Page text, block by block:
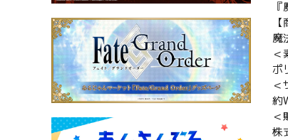
魔
＜
ポ
＜
約
＜
株